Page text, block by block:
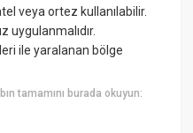
veya ortez kullanılabilir.
uygulanmalıdır.
ile yaralanan bölge
tamamını burada okuyun: